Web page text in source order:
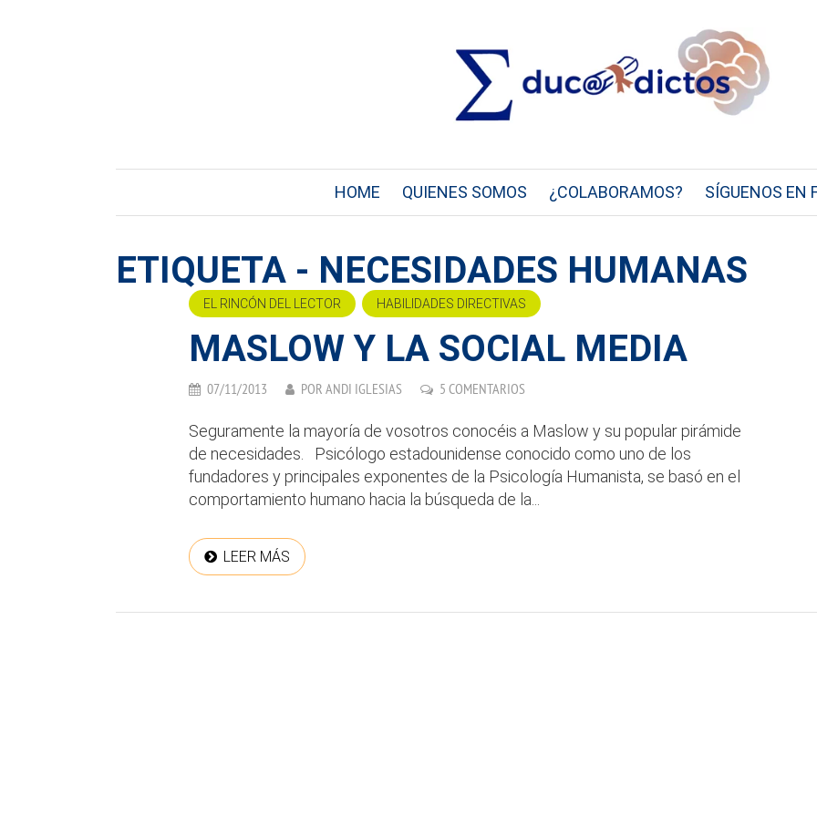
HOME QUIENES SOMOS ¿COLABORAMOS? SÍGUENOS EN
ETIQUETA - NECESIDADES HUMANAS
EL RINCÓN DEL LECTOR HABILIDADES DIRECTIVAS
MASLOW Y LA SOCIAL MEDIA
07/11/2013 POR ANDI IGLESIAS 5 COMENTARIOS
Seguramente la mayoría de vosotros conocéis a Maslow y su popular pirámide
de necesidades. Psicólogo estadounidense conocido como uno de los
fundadores y principales exponentes de la Psicología Humanista, se basó en el
comportamiento humano hacia la búsqueda de la...
LEER MÁS